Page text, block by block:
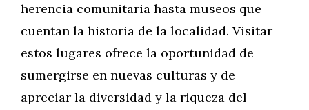
herencia comunitaria hasta museos que
cuentan la historia de la localidad. Visitar
estos lugares ofrece la oportunidad de
sumergirse en nuevas culturas y de
apreciar la diversidad y la riqueza del